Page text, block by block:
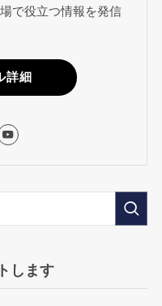
で役立つ情報を発信
詳細
します